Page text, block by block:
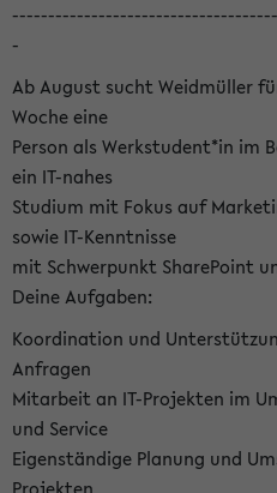
-
Ab August sucht Weidmüller
Woche eine
Person als Werkstudent*in im
ein IT-nahes
Studium mit Fokus auf
sowie IT-Kenntnisse
mit Schwerpunkt SharePoint
Deine Aufgaben:
Koordination und
Anfragen
Mitarbeit an IT-Projekten im
und Service
Eigenständige Planung und